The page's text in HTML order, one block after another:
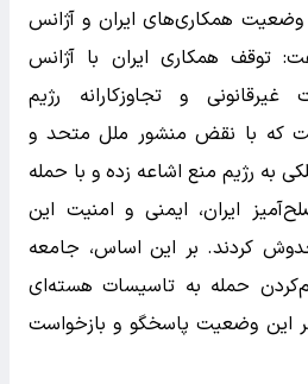
همکاری‌های ایران و آژانس
توقف همکاری ایران با آژانس
و تجاوزکارانه رژیم
که با نقض منشور ملل متحد و
به رژیم منع اشاعه زده و با حمله
ایران، ایمنی و امنیت این
کردند. بر این اساس، جامعه
حمله به تاسیسات هسته‌ای
این وضعیت پاسخگو و بازخواست